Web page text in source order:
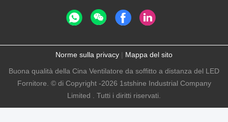
Norme sulla privacy | Mappa del sito
Buona qualità della Cina Ventilatore da soffitto a distanza del LED
Fornitore. © di Copyright -2026 1stshine Industrial Company
Limited . Tutti i diritti riservati.